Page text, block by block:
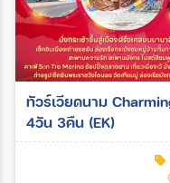
ทัวร์เวียดนาม
4วัน 3คืน (EK)